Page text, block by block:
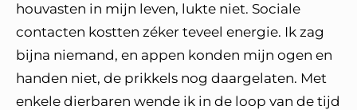
houvasten in mijn leven, lukte niet. Sociale
contacten kostten zéker teveel energie. Ik zag
bijna niemand, en appen konden mijn ogen en
handen niet, de prikkels nog daargelaten. Met
enkele dierbaren wende ik in de loop van de tijd